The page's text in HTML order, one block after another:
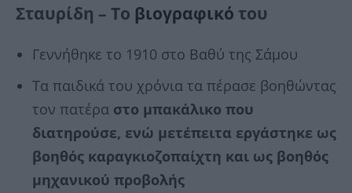
Σταυρίδη – Το βιογραφικό του
Γεννήθηκε το 1910 στο Βαθύ της Σάμου
Τα παιδικά του χρόνια τα πέρασε βοηθώντας
τον πατέρα στο μπακάλικο που
διατηρούσε, ενώ μετέπειτα εργάστηκε ως
βοηθός καραγκιοζοπαίχτη και ως βοηθός
μηχανικού προβολής